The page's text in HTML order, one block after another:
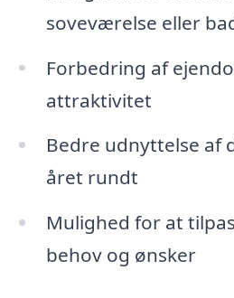
soveværelse eller
Forbedring af
attraktivitet
Bedre udnyttelse af
året rundt
Mulighed for at
behov og ønsker